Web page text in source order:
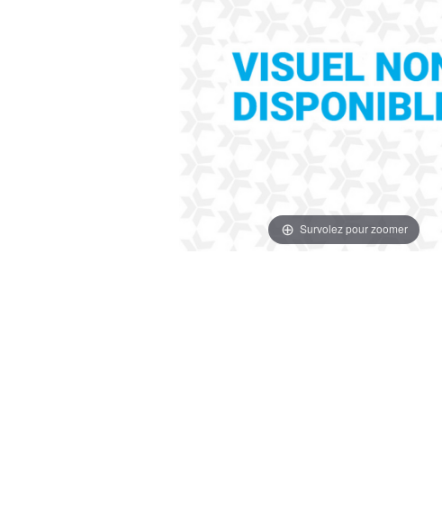
Survolez pour zoomer